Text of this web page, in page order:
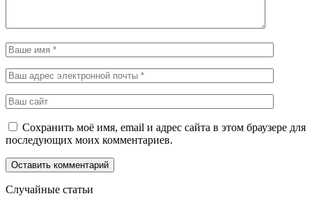
Сохранить моё имя, email и адрес сайта в этом браузере для
последующих моих комментариев.
Случайные статьи